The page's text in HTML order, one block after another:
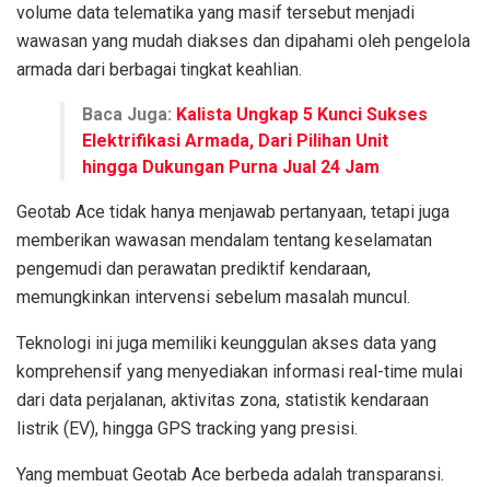
volume data telematika yang masif tersebut menjadi
wawasan yang mudah diakses dan dipahami oleh pengelola
armada dari berbagai tingkat keahlian.
Baca Juga: Kalista Ungkap 5 Kunci Sukses
Elektrifikasi Armada, Dari Pilihan Unit
hingga Dukungan Purna Jual 24 Jam
Geotab Ace tidak hanya menjawab pertanyaan, tetapi juga
memberikan wawasan mendalam tentang keselamatan
pengemudi dan perawatan prediktif kendaraan,
memungkinkan intervensi sebelum masalah muncul.
Teknologi ini juga memiliki keunggulan akses data yang
komprehensif yang menyediakan informasi real-time mulai
dari data perjalanan, aktivitas zona, statistik kendaraan
listrik (EV), hingga GPS tracking yang presisi.
Yang membuat Geotab Ace berbeda adalah transparansi.